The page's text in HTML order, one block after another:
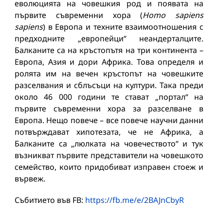
еволюцията на човешкия род и появата на
първите съвременни хора (Homo sapiens
sapiens) в Европа и техните взаимоотношения с
предходните „европейци“ неандерталците.
Балканите са на кръстопътя на три континента –
Европа, Азия и дори Африка. Това определя и
ролята им на вечен кръстопът на човешките
разселвания и сблъсъци на култури. Така преди
около 46 000 години те стават „портал“ на
първите съвременни хора за разселване в
Европа. Нещо повече – все повече научни данни
потвърждават хипотезата, че не Африка, а
Балканите са „люлката на човечеството“ и тук
възникват първите представители на човешкото
семейство, които придобиват изправен стоеж и
вървеж.
Събитието във FB: https://fb.me/e/2BAJnCbyR